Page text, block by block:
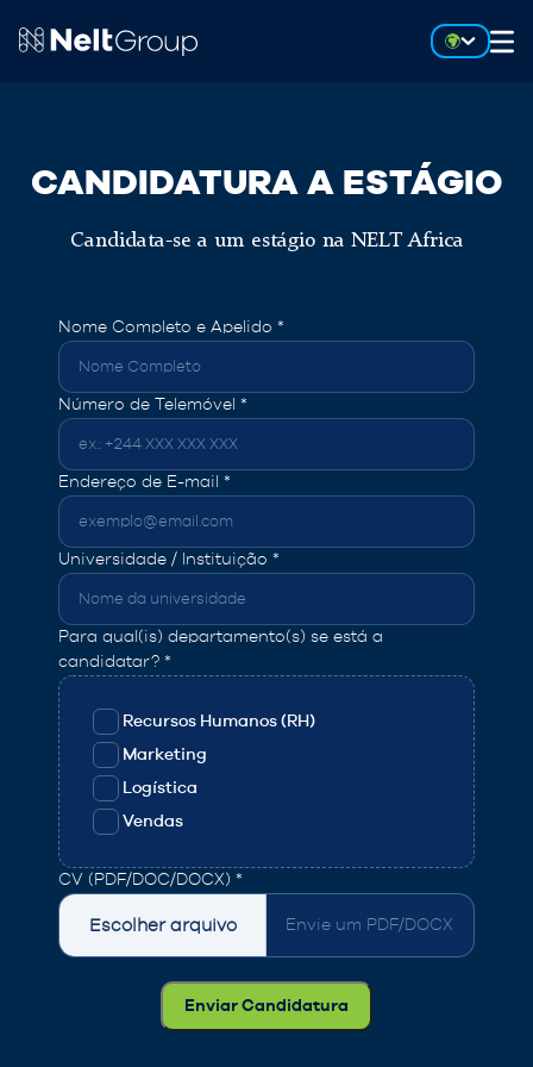
CANDIDATURA A ESTÁGIO
Candidata-se a um estágio na NELT Africa
Nome Completo e Apelido *
Número de Telemóvel *
Endereço de E-mail *
Universidade / Instituição *
Para qual(is) departamento(s) se está a
candidatar? *
Recursos Humanos (RH)
Marketing
Logística
Vendas
CV (PDF/DOC/DOCX) *
Escolher arquivo Envie um PDF/DOCX
Enviar Candidatura